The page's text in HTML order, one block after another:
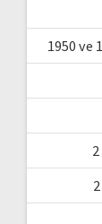
1950 ve